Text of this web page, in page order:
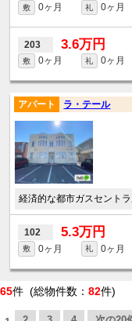
敷 0ヶ月 礼 0ヶ月
203 3.6万円
敷 0ヶ月 礼 0ヶ月
アパート ラ・テール
経済的な都市ガスセント
102 5.3万円
敷 0ヶ月 礼 0ヶ月
65件 (総物件数： 82件)